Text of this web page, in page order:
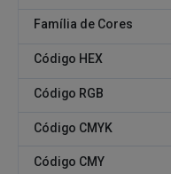
Família de Cores
Código HEX
Código RGB
Código CMYK
Código CMY